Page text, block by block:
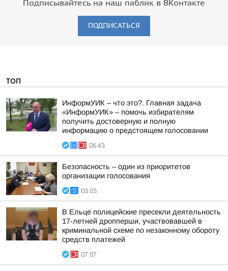
Подписывайтесь на наш паблик в ВКонтакте
ПОДПИСАТЬСЯ
ТОП
ИнформУИК – что это?. Главная задача
«ИнформУИК» – помочь избирателям
получить достоверную и полную
информацию о предстоящем голосовании
06:43
Безопасность – один из приоритетов
организации голосования
03:03
В Ельце полицейские пресекли деятельность
17-летней дропперши, участвовавшей в
криминальной схеме по незаконному обороту
средств платежей
07:07